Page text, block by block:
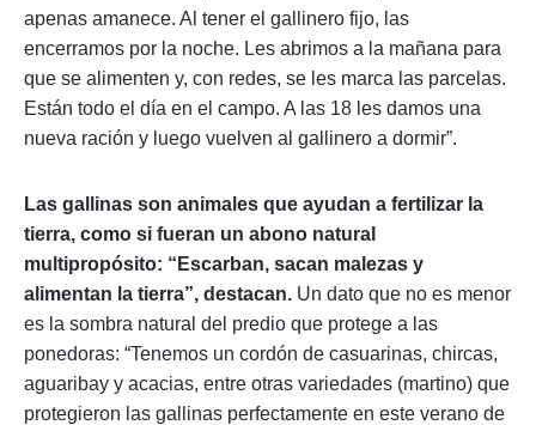
apenas amanece. Al tener el gallinero fijo, las
encerramos por la noche. Les abrimos a la mañana para
que se alimenten y, con redes, se les marca las parcelas.
Están todo el día en el campo. A las 18 les damos una
nueva ración y luego vuelven al gallinero a dormir”.
Las gallinas son animales que ayudan a fertilizar la
tierra, como si fueran un abono natural
multipropósito: “Escarban, sacan malezas y
alimentan la tierra”, destacan. Un dato que no es menor
es la sombra natural del predio que protege a las
ponedoras: “Tenemos un cordón de casuarinas, chircas,
aguaribay y acacias, entre otras variedades (martino) que
protegieron las gallinas perfectamente en este verano de